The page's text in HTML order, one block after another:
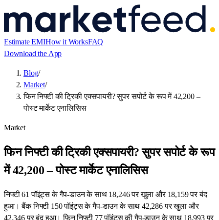
Estimate EMIHow it WorksFAQ
Download the App
Blog/
Market/
फिन निफ्टी की ट्रिकी एक्सपायरी? सुपर सपोर्ट के रूप में 42,200 –
पोस्ट मार्केट एनालिसिस
Market
फिन निफ्टी की ट्रिकी एक्सपायरी? सुपर सपोर्ट के रूप
में 42,200 – पोस्ट मार्केट एनालिसिस
निफ्टी 61 पॉइंट्स के गैप-डाउन के साथ 18,246 पर खुला और 18,159 पर बंद
हुआ। बैंक निफ्टी 150 पॉइंट्स के गैप-डाउन के साथ 42,286 पर खुला और
42,346 पर बंद हुआ। फिन निफ्टी 77 पॉइंट्स की गैप-डाउन के साथ 18,993 पर